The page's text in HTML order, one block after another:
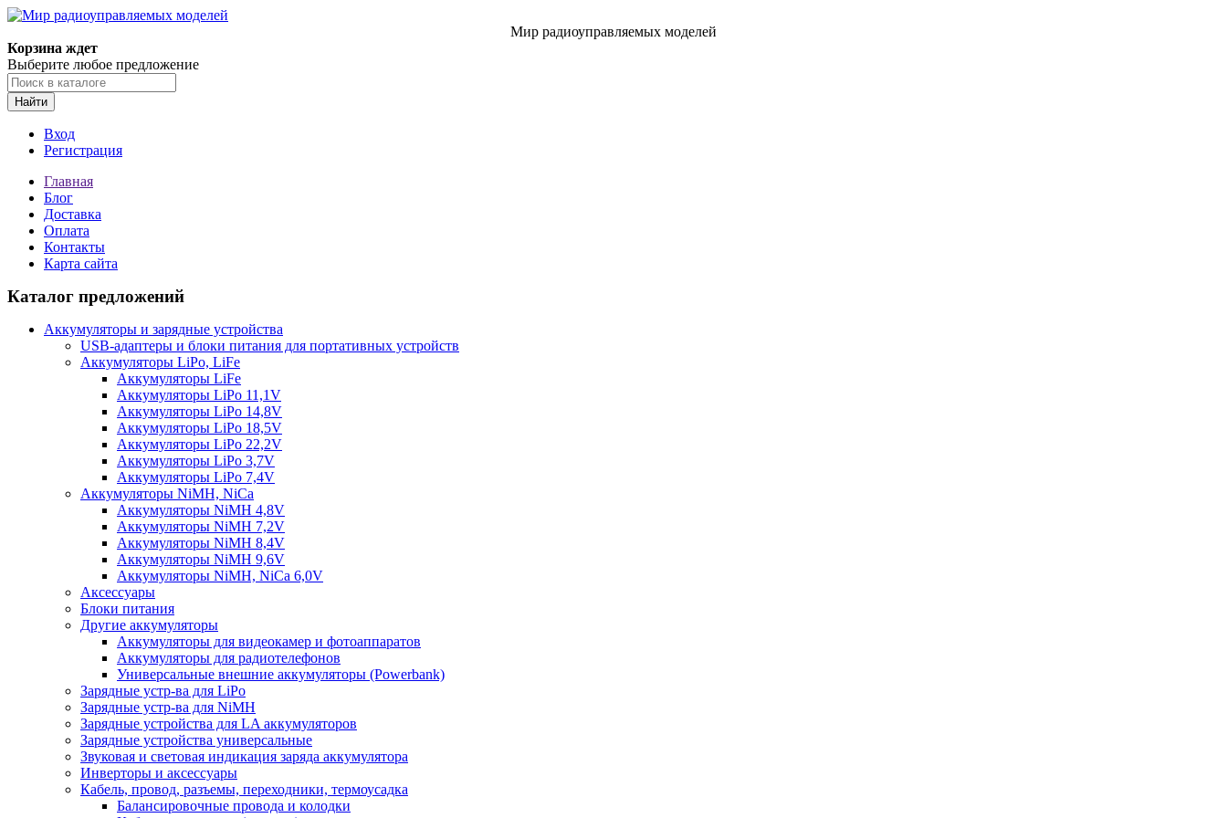
Мир радиоуправляемых моделей
Корзина ждет
Выберите любое предложение
Найти
Вход
Регистрация
Главная
Блог
Доставка
Оплата
Контакты
Карта сайта
Каталог предложений
Аккумуляторы и зарядные устройства
USB-адаптеры и блоки питания для портативных устройств
Аккумуляторы LiPo, LiFe
Аккумуляторы LiFe
Аккумуляторы LiPo 11,1V
Аккумуляторы LiPo 14,8V
Аккумуляторы LiPo 18,5V
Аккумуляторы LiPo 22,2V
Аккумуляторы LiPo 3,7V
Аккумуляторы LiPo 7,4V
Аккумуляторы NiMH, NiCa
Аккумуляторы NiMH 4,8V
Аккумуляторы NiMH 7,2V
Аккумуляторы NiMH 8,4V
Аккумуляторы NiMH 9,6V
Аккумуляторы NiMH, NiCa 6,0V
Аксессуары
Блоки питания
Другие аккумуляторы
Аккумуляторы для видеокамер и фотоаппаратов
Аккумуляторы для радиотелефонов
Универсальные внешние аккумуляторы (Powerbank)
Зарядные устр-ва для LiPo
Зарядные устр-ва для NiMH
Зарядные устройства для LA аккумуляторов
Зарядные устройства универсальные
Звуковая и световая индикация заряда аккумулятора
Инверторы и аксессуары
Кабель, провод, разъемы, переходники, термоусадка
Балансировочные провода и колодки